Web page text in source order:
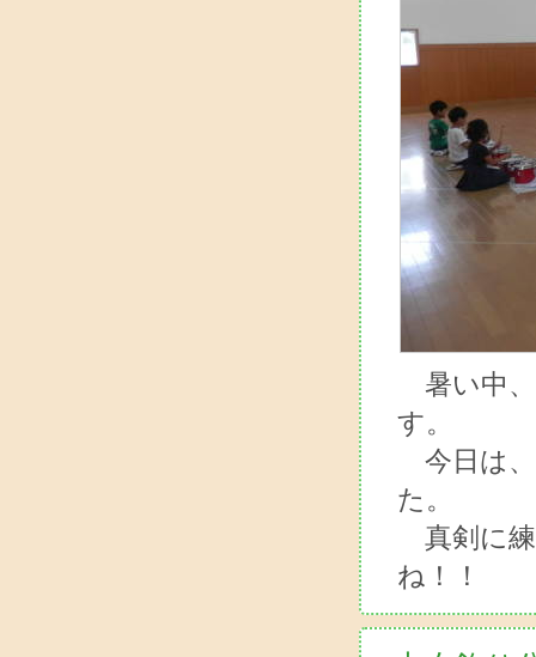
暑い中、
す。
今日は、
た。
真剣に
ね！！